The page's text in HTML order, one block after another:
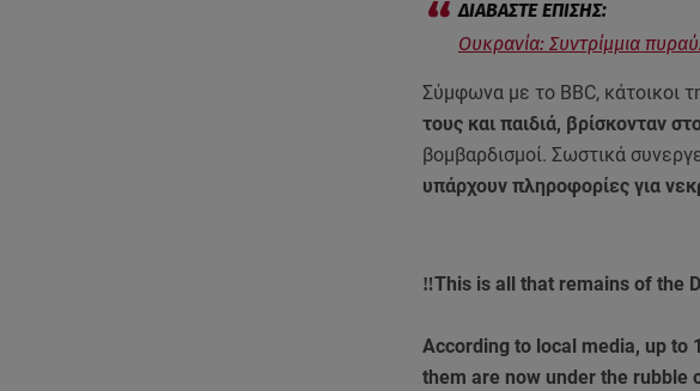
Ουκρανία: Συντρίμμια
Σύμφωνα με το BBC, κάτοικοι
τους και παιδιά, βρίσκονταν
βομβαρδισμοί. Σωστικά
υπάρχουν πληροφορίες για
‼️This is all that remains of the
According to local media, up to
them are now under the rubble